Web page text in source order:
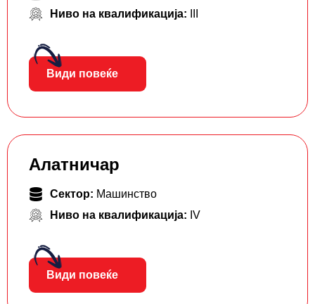
Ниво на квалификација:
Види повеќе
Алатничар
Сектор: Машинство
Ниво на квалификација: IV
Види повеќе